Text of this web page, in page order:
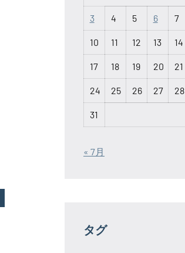
3 4 5 6 7
10 11 12 13 14
17 18 19 20 21
24 25 26 27 28
31
« 7月
タグ